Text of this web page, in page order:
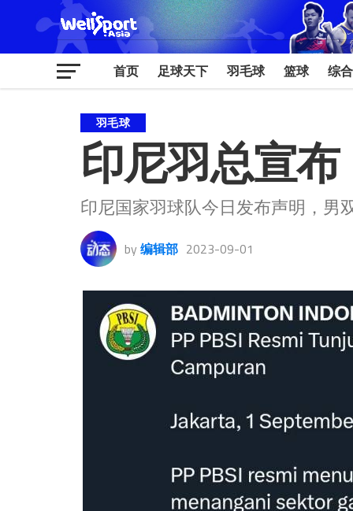
首页 足球天下 羽毛球 篮球 综合
羽毛球
印尼羽总宣
印尼国家羽球队今日发布声明，男
by 编辑部 2023-09-01